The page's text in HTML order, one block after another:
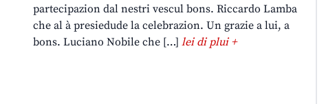
partecipazion dal nestri vescul bons. Riccardo Lamba
che al à presiedude la celebrazion. Un grazie a lui, a
bons. Luciano Nobile che […] lei di plui +